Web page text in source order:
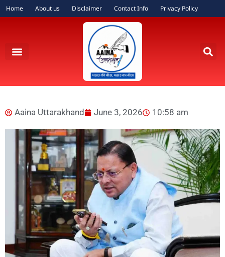
Home About us Disclaimer Contact Info Privacy Policy
Aaina Uttarakhand June 3, 2026 10:58 am